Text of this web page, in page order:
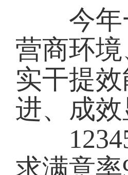
今年一
营商环
实干提
进、成
12345
求满意率